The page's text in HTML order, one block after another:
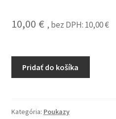
10,00 € , bez DPH: 10,00€
Pridať do košíka
Kategória: Poukazy